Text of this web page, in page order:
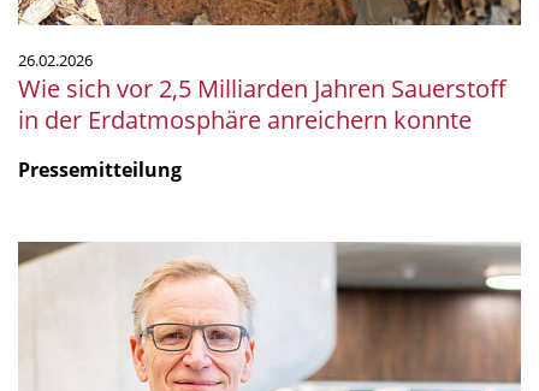
Erdatmosphäre
konnte
26.02.2026
Wie sich vor 2,5 Milliarden Jahren Sauerstoff
in der Erdatmosphäre anreichern konnte
Pressemitteilung
Lars
Landesforschungspreis